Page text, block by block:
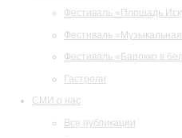
Фестиваль «Площадь
Фестиваль
Фестиваль «Барокко в
Гастроли
СМИ о нас
Все публикации